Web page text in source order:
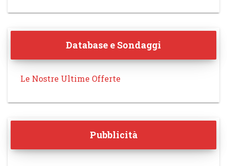
Database e Sondaggi
Le Nostre Ultime Offerte
Pubblicità